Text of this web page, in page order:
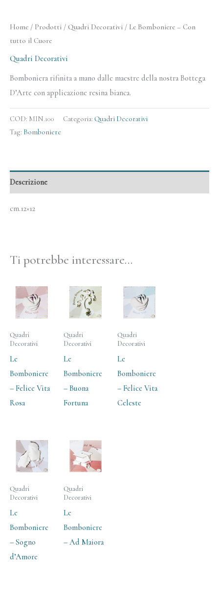
Home / Prodotti / Quadri Decorativi / Le Bomboniere – Con
tutto il Cuore
Quadri Decorativi
Bomboniera rifinita a mano dalle maestre della nostra Bottega
D’Arte con applicazione resina bianca.
COD: MIN.100 Categoria: Quadri Decorativi
Tag: Bomboniere
Descrizione
cm.12×12
Ti potrebbe interessare…
Quadri
Decorativi
Le
Bomboniere
– Felice Vita
Rosa
Quadri
Decorativi
Le
Bomboniere
– Buona
Fortuna
Quadri
Decorativi
Le
Bomboniere
– Felice Vita
Celeste
Quadri
Decorativi
Le
Bomboniere
– Sogno
d’Amore
Quadri
Decorativi
Le
Bomboniere
– Ad Maiora